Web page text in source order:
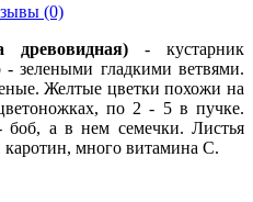
(0)
- кустарник
зелеными гладкими ветвями.
Желтые цветки похожи на
по 2 - 5 в пучке.
а в нем семечки. Листья
каротин, много витамина С.